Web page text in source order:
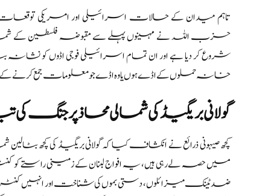
تاہم میدان کے حالات اسرائیلی اور امریکی
حزب اللہ نے مہینوں پہلے سے مقبوضہ فلسطین کے
شروع کر دیا ہے اور ان تمام اسرائیلی فوجی اڈوں کو
خانہ حملوں کے اڈے ہوں یا وہ اڈے جو معلومات جمع کرنے کے
گولانی بریگیڈ کی شمالی محاذ پر جنگ کی
کچھ صیہونی ذرائع نے انکشاف کیا کہ گولانی بریگیڈ کی کچھ
میں حصہ لے رہی ہیں، یہ افواج لبنان کے زمینی راستے
ضد ٹینک میزائلوں، دستی بموں کی شناخت اور انہیں